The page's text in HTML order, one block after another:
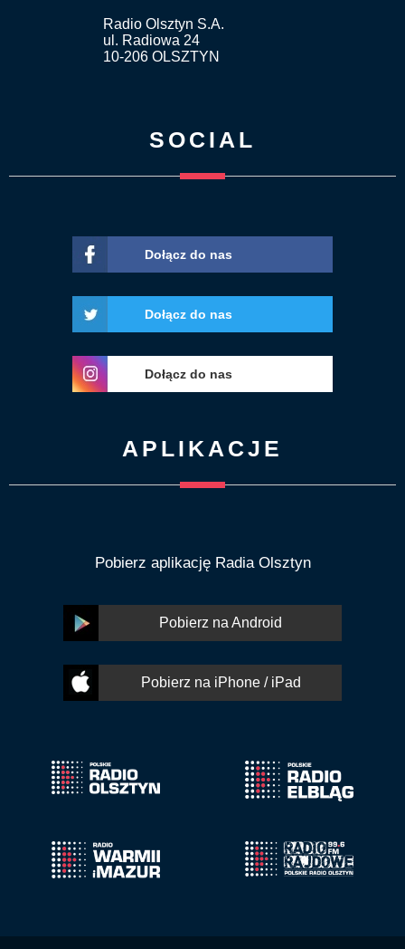
Radio Olsztyn S.A.
ul. Radiowa 24
10-206 OLSZTYN
SOCIAL
Dołącz do nas
Dołącz do nas
Dołącz do nas
APLIKACJE
Pobierz aplikację Radia Olsztyn
Pobierz na Android
Pobierz na iPhone / iPad